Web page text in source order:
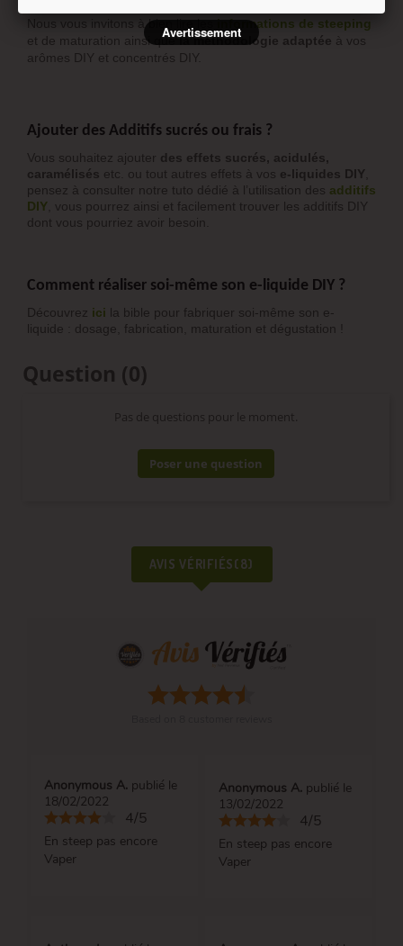
Nous vous invitons à bien lire lesinformations de steeping
et de maturation ainsi quela méthodologie adaptée à vos
arômes DIY et concentrés DIY.
Ajouter des Additifs sucrés ou frais ?
Vous souhaitez ajouter des effets sucrés, acidulés,
caramélisés etc. ou tout autres effets à vos e-liquides DIY
pensez à consulter notre tuto dédié à l’utilisation des additifs
DIY , vous pourrez ainsi et facilement trouver les additifs DIY
dont vous pourriez avoir besoin.
Comment réaliser soi-même son e-liquide DIY ?
Découvrez ici la bible pour fabriquer soi-même son e-
liquide : dosage, fabrication, maturation et dégustation !
Question (0)
Pas de questions pour le moment.
Poser une question
AVIS VÉRIFIÉS(8)
Anonymous A. publié le
18/02/2022
4/5
En steep pas encore
Vaper
Anonymous A. publié le
13/02/2022
4/5
En steep pas encore
Vaper
Avertissement